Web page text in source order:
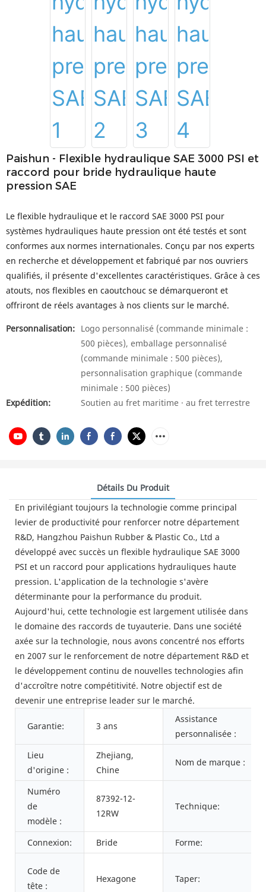
Paishun - Flexible hydraulique SAE 3000 PSI et
raccord pour bride hydraulique haute
pression SAE
Le flexible hydraulique et le raccord SAE 3000 PSI pour
systèmes hydrauliques haute pression ont été testés et sont
conformes aux normes internationales. Conçu par nos experts
en recherche et développement et fabriqué par nos ouvriers
qualifiés, il présente d'excellentes caractéristiques. Grâce à ces
atouts, nos flexibles en caoutchouc se démarqueront et
offriront de réels avantages à nos clients sur le marché.
Personnalisation: Logo personnalisé (commande minimale :
500 pièces), emballage personnalisé
(commande minimale : 500 pièces),
personnalisation graphique (commande
minimale : 500 pièces)
Expédition:
Soutien au fret maritime · au fret terrestre
Détails Du Produit
En privilégiant toujours la technologie comme principal
levier de productivité pour renforcer notre département
R&D, Hangzhou Paishun Rubber & Plastic Co., Ltd a
développé avec succès un flexible hydraulique SAE 3000
PSI et un raccord pour applications hydrauliques haute
pression. L'application de la technologie s'avère
déterminante pour la performance du produit.
Aujourd'hui, cette technologie est largement utilisée dans
le domaine des raccords de tuyauterie. Dans une société
axée sur la technologie, nous avons concentré nos efforts
en 2007 sur le renforcement de notre département R&D et
le développement continu de nouvelles technologies afin
d'accroître notre compétitivité. Notre objectif est de
devenir une entreprise leader sur le marché.
Garantie: 3 ans
Assistance
personnalisée :
Lieu
d'origine :
Zhejiang,
Chine
Nom de marque :
Numéro
de
modèle :
87392-12-
12RW
Technique:
Connexion: Bride Forme:
Code de
tête :
Hexagone Taper: